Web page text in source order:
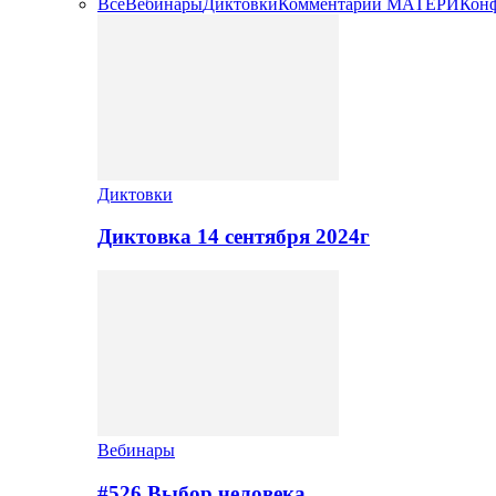
Диктовки
Диктовка 14 сентября 2024г
Вебинары